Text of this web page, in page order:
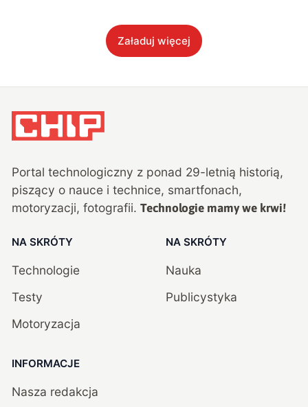
Załaduj więcej
Portal technologiczny z ponad 29-letnią historią,
piszący o nauce i technice, smartfonach,
motoryzacji, fotografii. Technologie mamy we krwi!
NA SKRÓTY
Technologie
Testy
Motoryzacja
NA SKRÓTY
Nauka
Publicystyka
INFORMACJE
Nasza redakcja